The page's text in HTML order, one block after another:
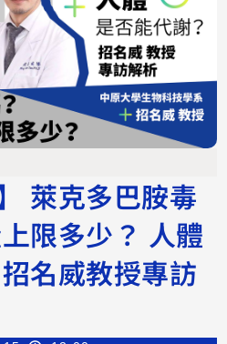
萊克多巴胺毒
限多少？ 人體
名威教授專訪